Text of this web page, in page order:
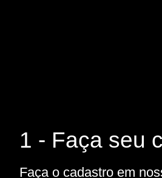
1 - Faça seu
Faça o cadastro em